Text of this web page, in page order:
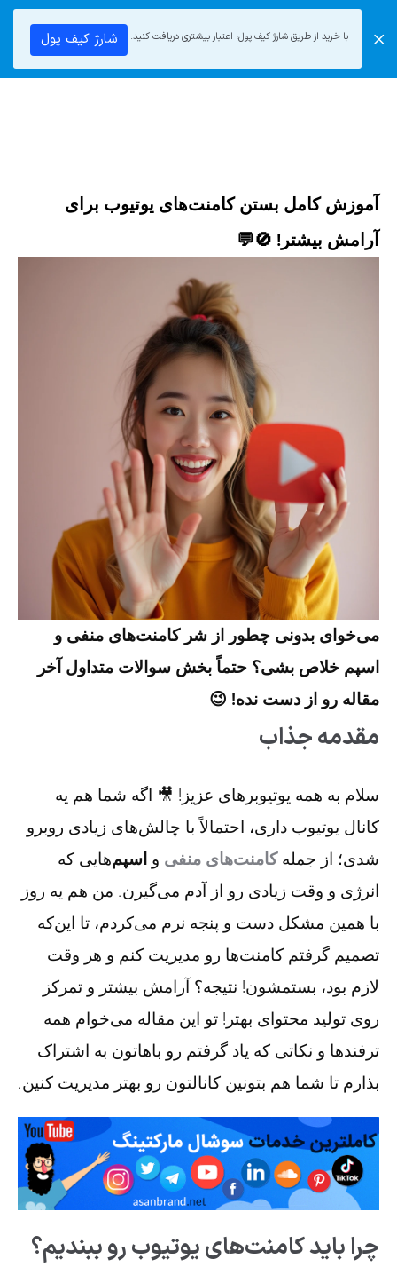
با خرید از طریق شارژ کیف پول، اعتبار بیشتری دریافت کنید. شارژ کیف پول
آموزش کامل بستن کامنت‌های یوتیوب برای
آرامش بیشتر! 🚫💬
می‌خوای بدونی چطور از شر کامنت‌های منفی و
اسپم خلاص بشی؟ حتماً بخش سوالات متداول آخر
مقاله رو از دست نده! 😉
مقدمه جذاب
سلام به همه یوتیوبرهای عزیز! 🎥 اگه شما هم یه
کانال یوتیوب داری، احتمالاً با چالش‌های زیادی روبرو
شدی؛ از جملهکامنت‌های منفی و اسپم‌هایی که
انرژی و وقت زیادی رو از آدم می‌گیرن. من هم یه روز
با همین مشکل دست و پنجه نرم می‌کردم، تا این‌که
تصمیم گرفتم کامنت‌ها رو مدیریت کنم و هر وقت
لازم بود، بستمشون! نتیجه؟ آرامش بیشتر و تمرکز
روی تولید محتوای بهتر! تو این مقاله می‌خوام همه
ترفندها و نکاتی که یاد گرفتم رو باهاتون به اشتراک
بذارم تا شما هم بتونین کانالتون رو بهتر مدیریت کنین.
چرا باید کامنت‌های یوتیوب رو ببندیم؟